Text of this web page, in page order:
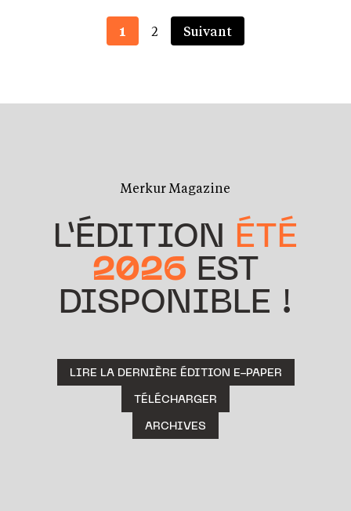
1 2 Suivant
Merkur Magazine
L’ÉDITION ÉTÉ
2026 EST
DISPONIBLE !
LIRE LA DERNIÈRE ÉDITION E-PAPER
TÉLÉCHARGER
ARCHIVES